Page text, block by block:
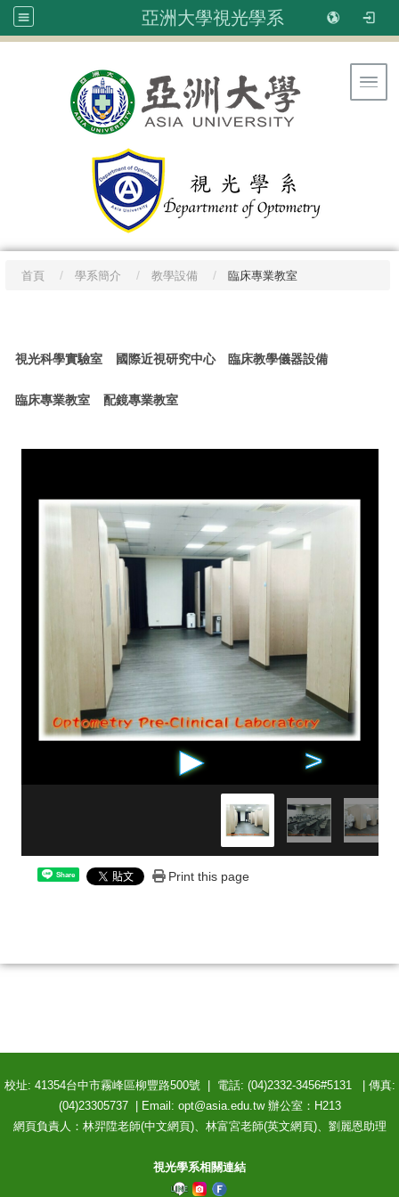
亞洲大學視光學系
首頁 學系簡介 教學設備 臨床專業教室
視光科學實驗室 國際近視研究中心 臨床教學儀器設備
臨床專業教室 配鏡專業教室
▶ >
Share Print this page
校址: 41354台中市霧峰區柳豐路500號 | 電話: (04)2332-3456#5131 | 傳真:
(04)23305737 | Email: opt@asia.edu.tw 辦公室：H213
網頁負責人：林羿陞老師(中文網頁)、林富宮老師(英文網頁)、劉麗恩助理
視光學系相關連結